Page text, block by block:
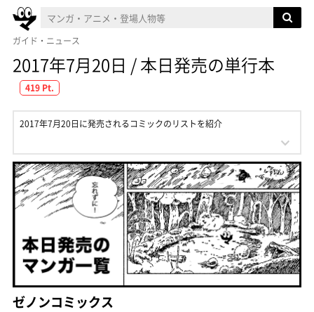
ガイド・ニュース
2017年7月20日 / 本日発売の単行本
419 Pt.
2017年7月20日に発売されるコミックのリストを紹介
ゼノンコミックス